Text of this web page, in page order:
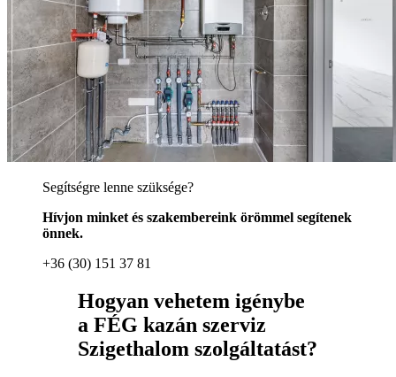
Segítségre lenne szüksége?
Hívjon minket és szakembereink örömmel segítenek
önnek.
+36 (30) 151 37 81
Hogyan vehetem igénybe
a FÉG kazán szerviz
Szigethalom szolgáltatást?